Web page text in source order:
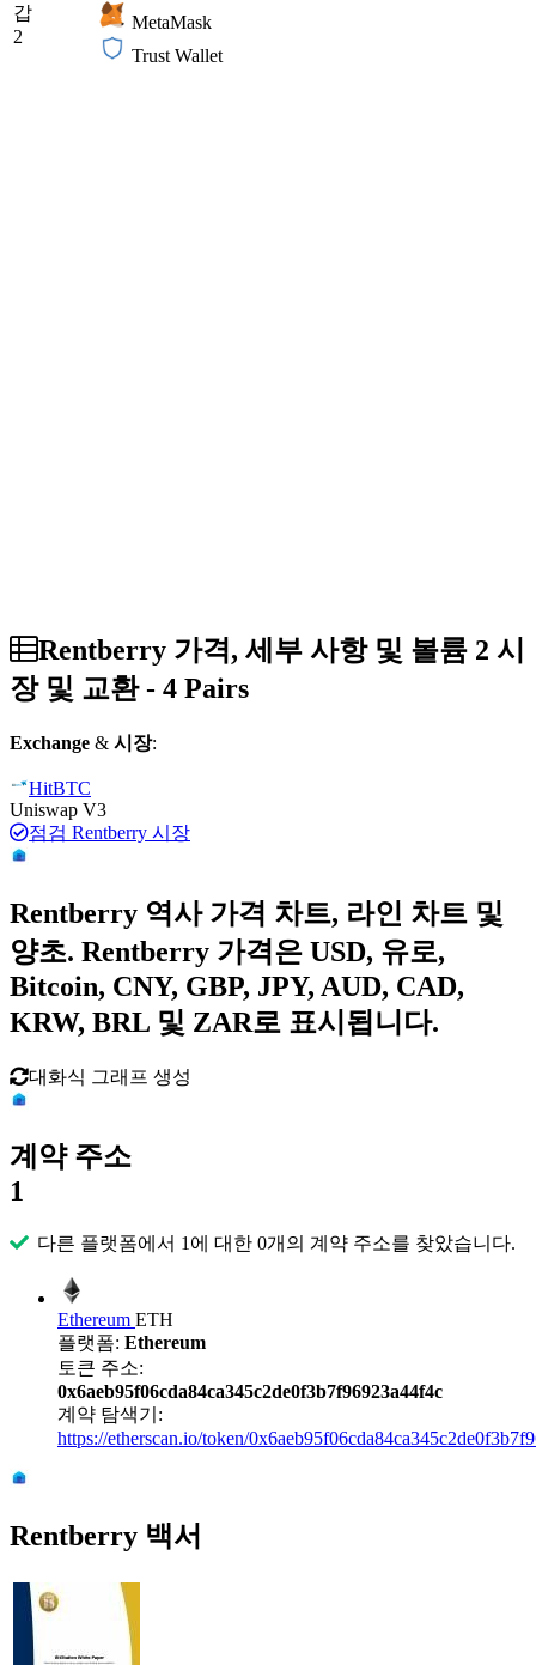
갑
2
MetaMask
Trust Wallet
Rentberry 가격, 세부 사항 및 볼륨 2 시
장 및 교환 - 4 Pairs
Exchange & 시장:
HitBTC
Uniswap V3
점검 Rentberry 시장
Rentberry 역사 가격 차트, 라인 차트 및
양초. Rentberry 가격은 USD, 유로,
Bitcoin, CNY, GBP, JPY, AUD, CAD,
KRW, BRL 및 ZAR로 표시됩니다.
대화식 그래프 생성
계약 주소
1
다른 플랫폼에서 1에 대한 0개의 계약 주소를 찾았습니다.
Ethereum ETH
플랫폼: Ethereum
토큰 주소:
0x6aeb95f06cda84ca345c2de0f3b7f96923a44f4c
계약 탐색기:
https://etherscan.io/token/
Rentberry 백서